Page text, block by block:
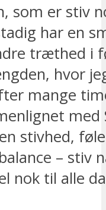
som er stiv
har en
træthed i
hvor
mange
med
stivhed,
– stiv
nok til alle